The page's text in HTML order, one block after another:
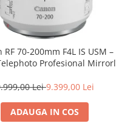
RF 70-200mm F4L IS USM –
Profesional
Lei9.399,00 Lei
ADAUGA IN COS